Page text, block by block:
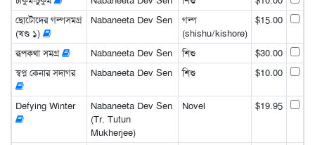
ছোটোদের গল্পসমগ্র
(খণ্ড ১)
Nabaneeta Dev Sen
গল্প
(shishu/kishore)
$15.00
রূপকথা সমগ্র Nabaneeta Dev Sen শিশু
$30.00
স্বপ্ন কেনার সদাগর
Nabaneeta Dev Sen শিশু $10.00
Defying Winter
Nabaneeta Dev Sen
(Tr. Tutun
Mukherjee)
Novel $19.95